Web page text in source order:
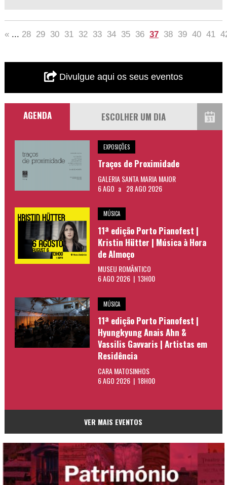
« ... 28 29 30 31 32 33 34 35 36 37 38 39 40 41
Divulgue aqui os seus eventos
AGENDA
EXPOSIÇÕES
Traços de Proximidade
GALERIA SANTA MARIA MAIOR
6 AGO a 28 AGO 2026
MÚSICA
11ª edição Porto Pianofest |
Kristin Hütter | Música à Hora
de Almoço
MUSEU ROMÂNTICO
6 AGO 2026 | 13H00
MÚSICA
11ª edição Porto Pianofest |
Hyungkyung Anais Ahn &
Vassilis Gavvaris | Artistas em
Residência
CARA MATOSINHOS
6 AGO 2026 | 18H00
VER MAIS EVENTOS